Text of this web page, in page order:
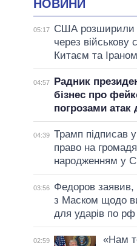
НОВИНИ
05:17
США розширили
через військову
Китаєм та Іраном
04:57
Радник
бізнес про
погрозами атак
04:39 Трамп підписав
право на
народженням у
03:56
Федоров
з Маском щодо
для ударів по рф
02:59
«Нам